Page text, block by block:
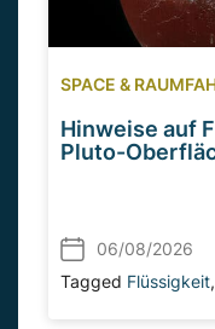
SPACE &
Hinweise auf
Pluto-
06/08/2026
Tagged Flüssigkeit,